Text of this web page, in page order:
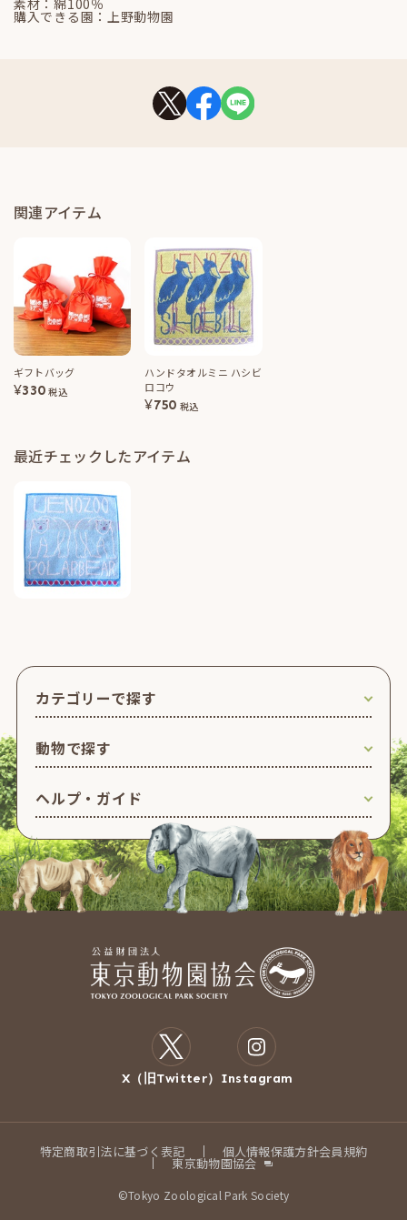
購入できる園：上野動物園
関連アイテム
ギフトバッグ
¥330 税込
ハンドタオルミニ ハシビ
ロコウ
¥750 税込
最近チェックしたアイテム
カテゴリーで探す
動物で探す
ヘルプ・ガイド
X（旧Twitter） Instagram
特定商取引法に基づく表記 個人情報保護方針会員規約
東京動物園協会
©Tokyo Zoological Park Society